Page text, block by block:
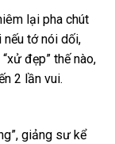
lại pha chút
nếu tớ nói dối,
đẹp” thế nào,
2 lần vui.
giảng sư kể